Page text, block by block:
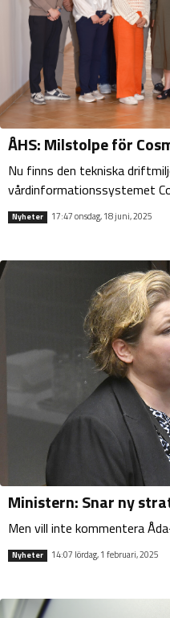
ÅHS: Milstolpe för
Nu finns den tekniska
vårdinformationssystemet
Nyheter 17:47 onsdag, 18 juni, 2025
Ministern: Snar ny
Men vill inte kommentera
Nyheter 14:07 lördag, 1 februari, 2025